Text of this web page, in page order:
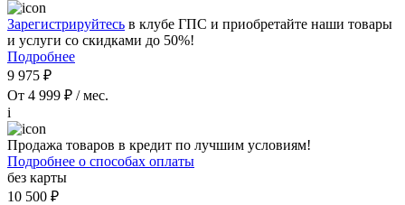
Зарегистрируйтесь в клубе ГПС и приобретайте наши товары
и услуги со скидками до 50%!
Подробнее
9 975 ₽
От 4 999 ₽ / мес.
i
Продажа товаров в кредит по лучшим условиям!
Подробнее о способах оплаты
без карты
10 500 ₽